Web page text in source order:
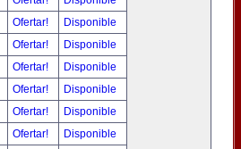
Ofertar!
Disponible
Ofertar!
Disponible
Ofertar!
Disponible
Ofertar!
Disponible
Ofertar!
Disponible
Ofertar!
Disponible